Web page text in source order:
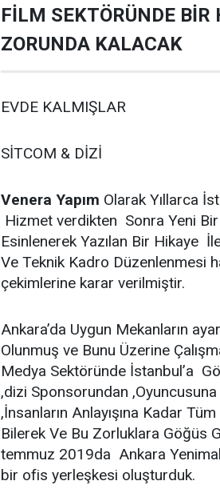
FİLM SEKTÖRÜNDE
ZORUNDA KALACAK
EVDE KALMIŞLAR
SİTCOM & DİZİ
Venera Yapım Olarak Yıllarca
Hizmet verdikten Sonra Yeni
Esinlenerek Yazılan Bir Hikaye
Ve Teknik Kadro Düzenlenmesi
çekimlerine karar verilmiştir.
Ankara’da Uygun Mekanların
Olunmuş ve Bunu Üzerine
Medya Sektöründe İstanbul’a
,dizi Sponsorundan
,İnsanların Anlayışına Kadar
Bilerek Ve Bu Zorluklara Göğüs
temmuz 2019da Ankara
bir ofis yerleşkesi oluşturduk.